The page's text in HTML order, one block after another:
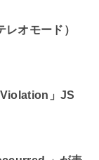
オモード）
」JS